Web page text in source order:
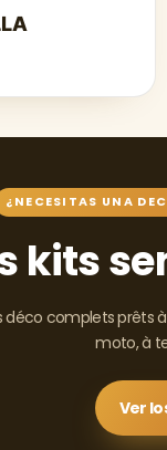
¿NECESITAS UNA
kits
déco complets prêts
moto, à
Ver